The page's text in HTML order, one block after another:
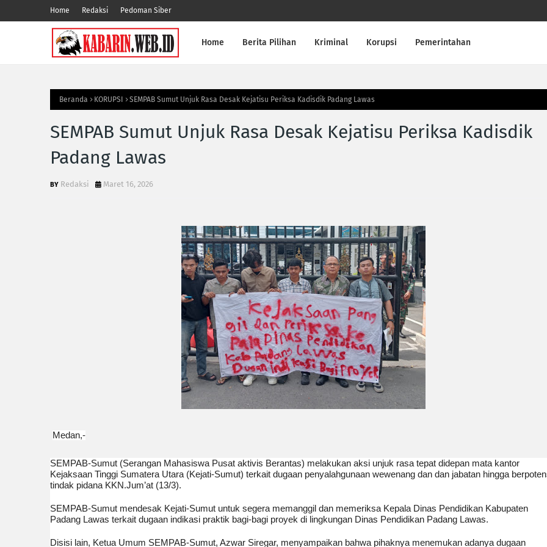
Home Redaksi Pedoman Siber
Home Berita Pilihan Kriminal Korupsi Pemerintahan
Beranda KORUPSI SEMPAB Sumut Unjuk Rasa Desak Kejatisu Periksa Kadisdik Padang Lawas
SEMPAB Sumut Unjuk Rasa Desak Kejatisu Periksa Kadisdik
Padang Lawas
Redaksi Maret 16, 2026
Medan,-
SEMPAB-Sumut (Serangan Mahasiswa Pusat aktivis Berantas) melakukan aksi unjuk rasa tepat didepan mata kantor
Kejaksaan Tinggi Sumatera Utara (Kejati-Sumut) terkait dugaan penyalahgunaan wewenang dan dan jabatan hingga
tindak pidana KKN.Jum’at (13/3).
SEMPAB-Sumut mendesak Kejati-Sumut untuk segera memanggil dan memeriksa Kepala Dinas Pendidikan Kabupaten
Padang Lawas terkait dugaan indikasi praktik bagi-bagi proyek di lingkungan Dinas Pendidikan Padang Lawas.
Disisi lain, Ketua Umum SEMPAB-Sumut, Azwar Siregar, menyampaikan bahwa pihaknya menemukan adanya dugaan